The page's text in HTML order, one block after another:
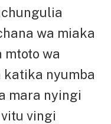
wa miaka
wa
katika nyumba
mara nyingi
vingi